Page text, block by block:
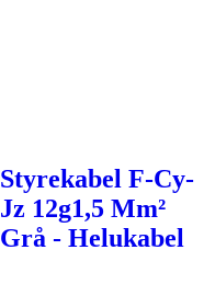
Styrekabel F-Cy-
Jz 12g1,5 Mm²
Grå - Helukabel